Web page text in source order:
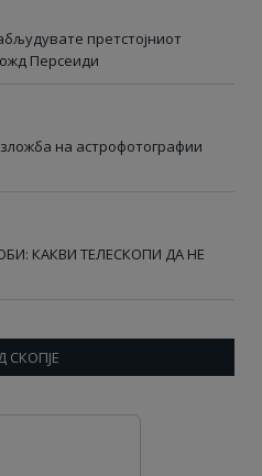
претстојниот
Персеиди
на астрофотографии
КАКВИ ТЕЛЕСКОПИ ДА НЕ
СКОПЈЕ